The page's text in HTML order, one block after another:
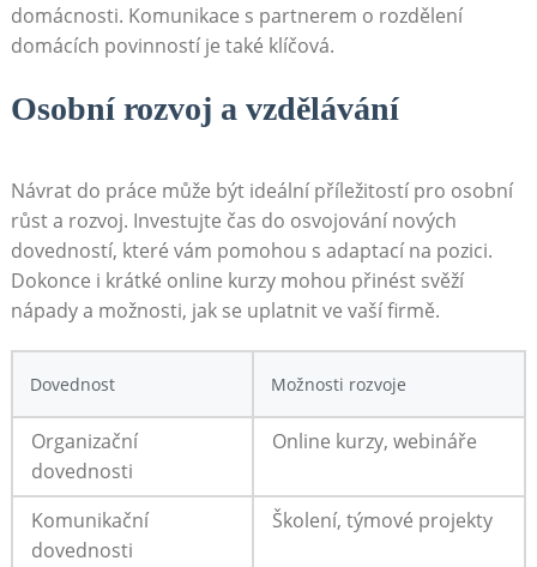
⁣domácnosti. Komunikace s partnerem o rozdělení
domácích‌ povinností ⁤je také klíčová.
Osobní ⁤rozvoj a vzdělávání
Návrat⁣ do práce může být ideální příležitostí ⁣pro osobní
růst ⁣a rozvoj. Investujte čas do osvojování nových
dovedností, které ⁢vám pomohou s adaptací na pozici.
Dokonce⁣ i krátké online ⁢kurzy ‌mohou přinést ‍svěží
nápady a možnosti, jak se uplatnit ⁤ve vaší firmě.
Dovednost Možnosti rozvoje
Organizační
dovednosti
Online kurzy,‍ webináře
Komunikační
dovednosti
Školení, ⁣týmové projekty